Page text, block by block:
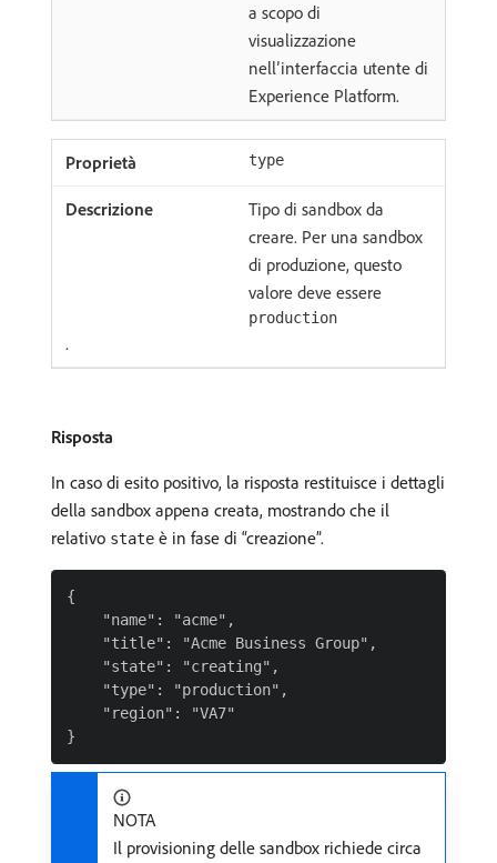
a scopo di
visualizzazione
nell’interfaccia utente di
Experience Platform.
type
Tipo di sandbox da
creare. Per una sandbox
di produzione, questo
valore deve essere
production
.
Risposta
In caso di esito positivo, la risposta restituisce i dettagli
della sandbox appena creata, mostrando che il
relativo state è in fase di “creazione”.
{
    "name": "acme",
    "title": "Acme Business Group",
    "state": "creating",
    "type": "production",
    "region": "VA7"
NOTA
Il provisioning delle sandbox richiede circa